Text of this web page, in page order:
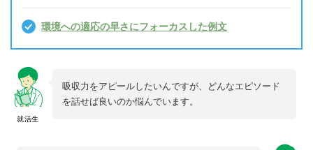
環境への適応の早さにフォーカスした例文
就活生
吸収力をアピールしたいんですが、どんなエピソード
を話せば良いのか悩んでいます。